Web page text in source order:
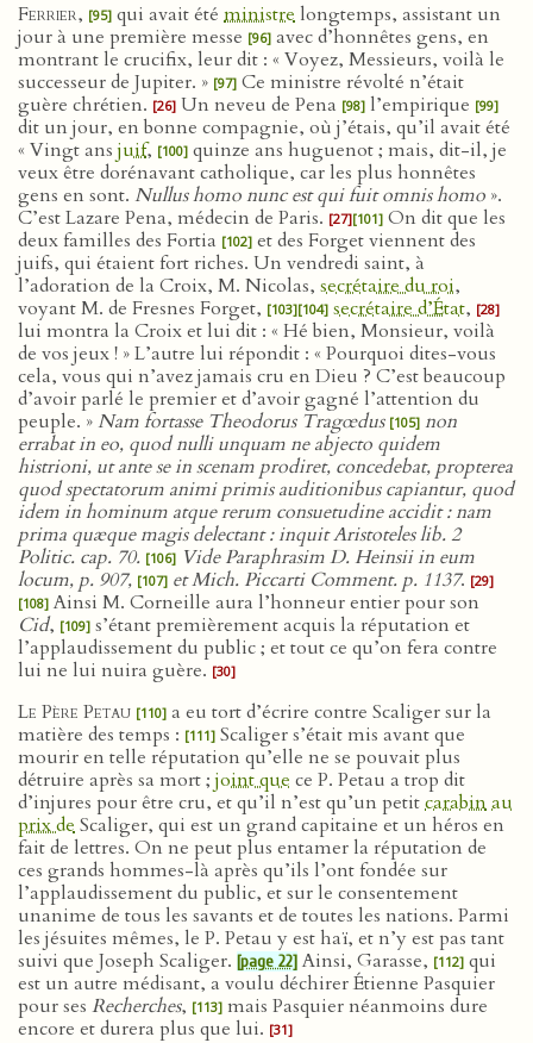
Ferrier, [95] qui avait été ministrelongtemps, assistant un
jour à une première messe [96] avec d’honnêtes gens, en
montrant le crucifix, leur dit : « Voyez, Messieurs, voilà le
successeur de Jupiter. » [97] Ce ministre révolté n’était
guère chrétien. [26] Un neveu de Pena [98] l’empirique [99]
dit un jour, en bonne compagnie, où j’étais, qu’il avait été
« Vingt ansjuif, [100] quinze ans huguenot ; mais, dit-il, je
veux être dorénavant catholique, car les plus honnêtes
gens en sont. Nullus homo nunc est qui fuit omnis homo ».
C’est Lazare Pena, médecin de Paris. [27][101] On dit que les
deux familles des Fortia [102] et des Forget viennent des
juifs, qui étaient fort riches. Un vendredi saint, à
l’adoration de la Croix, M. Nicolas, secrétaire du roi,
voyant M. de Fresnes Forget, [103][104] secrétaire d’État, [28]
lui montra la Croix et lui dit : « Hé bien, Monsieur, voilà
de vos jeux ! » L’autre lui répondit : « Pourquoi dites-vous
cela, vous qui n’avez jamais cru en Dieu ? C’est beaucoup
d’avoir parlé le premier et d’avoir gagné l’attention du
peuple. »Nam fortasse Theodorus Tragœdus [105] non
errabat in eo, quod nulli unquam ne abjecto quidem
histrioni, ut ante se in scenam prodiret, concedebat, propterea
quod spectatorum animi primis auditionibus capiantur, quod
idem in hominum atque rerum consuetudine accidit : nam
prima quæque magis delectant : inquit Aristoteles lib. 2
Politic. cap. 70. [106] Vide Paraphrasim D. Heinsii in eum
locum, p. 907, [107] et Mich. Piccarti Comment. p. 1137. [29]
[108] Ainsi M. Corneille aura l’honneur entier pour son
Cid, [109] s’étant premièrement acquis la réputation et
l’applaudissement du public ; et tout ce qu’on fera contre
lui ne lui nuira guère. [30]
Le Père Petau [110] a eu tort d’écrire contre Scaliger sur la
matière des temps : [111] Scaliger s’était mis avant que
mourir en telle réputation qu’elle ne se pouvait plus
détruire après sa mort ;joint que ce P. Petau a trop dit
d’injures pour être cru, et qu’il n’est qu’un petitcarabinau
prix deScaliger, qui est un grand capitaine et un héros en
fait de lettres. On ne peut plus entamer la réputation de
ces grands hommes-là après qu’ils l’ont fondée sur
l’applaudissement du public, et sur le consentement
unanime de tous les savants et de toutes les nations. Parmi
les jésuites mêmes, le P. Petau y est haï, et n’y est pas tant
suivi que Joseph Scaliger. [page 22] Ainsi, Garasse, [112] qui
est un autre médisant, a voulu déchirer Étienne Pasquier
pour ses Recherches, [113] mais Pasquier néanmoins dure
encore et durera plus que lui. [31]